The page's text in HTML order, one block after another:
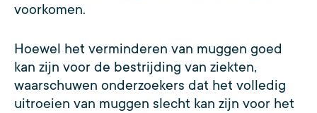
voorkomen.
Hoewel het verminderen van muggen goed
kan zijn voor de bestrijding van ziekten,
waarschuwen onderzoekers dat het volledig
uitroeien van muggen slecht kan zijn voor het